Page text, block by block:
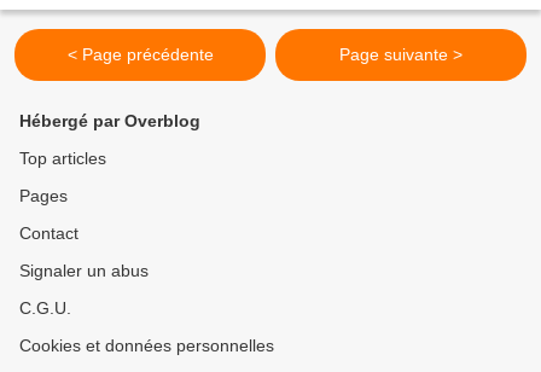
< Page précédente Page suivante >
Hébergé par Overblog
Top articles
Pages
Contact
Signaler un abus
C.G.U.
Cookies et données personnelles